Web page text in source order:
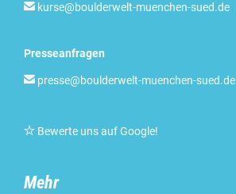
 kurse@boulderwelt-muenchen-sued.de
Presseanfragen
 presse@boulderwelt-muenchen-sued.de
 Bewerte uns auf Google!
Mehr